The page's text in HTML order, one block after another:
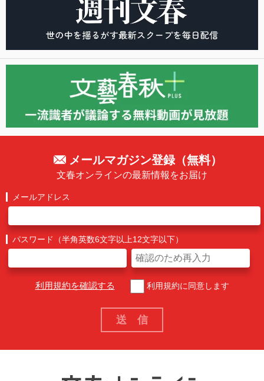
メールマガジン登録（無料）
文春オンラインの最新情報をお届け
メールアドレス
パスワード（半角英数6文字以上12文字以下）
利用規約を確認する 利用規約に同意します